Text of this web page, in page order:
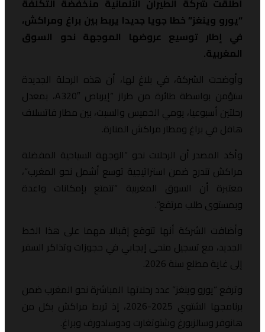
شركة الطيران الألمانية منخفضة التكلفة
وينغز” خطا جويا جديدا يربط بين براغ ومراكش،
إطار توسيع عروضها الموجهة نحو السوق
الشركة، في بلاغ لها، أن هذه الرحلة الجديدة
ستؤمن بواسطة طائرة من طراز “إيرباص A320″، بمعدل
أسبوعيا، يومي الخميس والسبت، بين مطار فاتسلاف
في براغ ومطار مراكش المنارة.
المصدر أن الرحلات نحو “الوجهة السياحية المفضلة
تندرج ضمن استراتيجية توسع أشمل نحو المغرب”،
أن السوق المغربية “تتمتع بإمكانات واعدة
طلب مرتفع”.
الشركة أنها تتوقع إقبالا مهما على هذا الخط
مع تسجيل منحى إيجابي في حجوزات وتذاكر السفر
غاية مطلع سنة 2026.
“يورو وينغز” عدد رحلاتها المباشرة نحو المغرب ضمن
برنامجها الشتوي 2025-2026، إذ تربط مراكش بكل من
وسالزبورغ وشتوتغارت ودوسلدورف وبراغ.